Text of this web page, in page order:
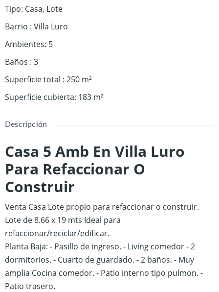
Tipo: Casa, Lote
Barrio : Villa Luro
Ambientes: 5
Baños : 3
Superficie total : 250 m²
Superficie cubierta: 183 m²
Descripción
Casa 5 Amb En Villa Luro
Para Refaccionar O
Construir
Venta Casa Lote propio para refaccionar o construir.
Lote de 8.66 x 19 mts Ideal para
refaccionar/reciclar/edificar.
Planta Baja: - Pasillo de ingreso. - Living comedor- 2
dormitorios. - Cuarto de guardado. - 2 baños. - Muy
amplia Cocina comedor. - Patio interno tipo pulmon. -
Patio trasero.